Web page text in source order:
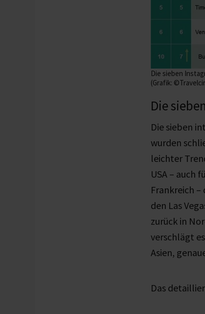
Die sieben
(Grafik:
Die
Die sieben
wurden
leichter
USA – auch
Frankreich
den Las
zurück in
verschlägt
Asien,
Das